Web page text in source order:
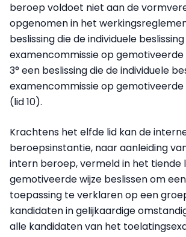
beroep voldoet niet aan de
opgenomen in het
beslissing die de individuele
examencommissie op gemotiveerde
3° een beslissing die de individuele
examencommissie op gemotiveerde
(lid 10).
Krachtens het elfde lid kan de
beroepsinstantie, naar aanleiding
intern beroep, vermeld in het tiende
gemotiveerde wijze beslissen om
toepassing te verklaren op een
kandidaten in gelijkaardige
alle kandidaten van het